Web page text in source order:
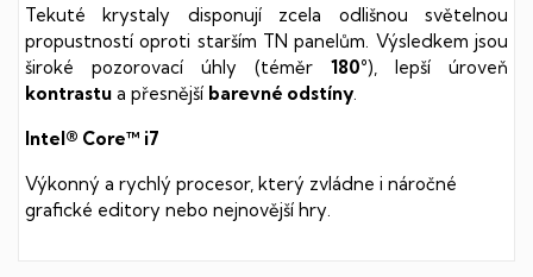
Tekuté krystaly disponují zcela odlišnou světelnou
propustností oproti starším TN panelům. Výsledkem jsou
široké pozorovací úhly (téměr 180°), lepší úroveň
kontrastu a přesnější barevné odstíny
Intel® Core™ i7
Výkonný a rychlý procesor, který zvládne i náročné
grafické editory nebo nejnovější hry.